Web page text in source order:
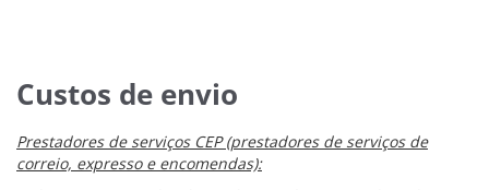
Custos de envio
Prestadores de serviços CEP (prestadores de serviços de
correio, expresso e encomendas):